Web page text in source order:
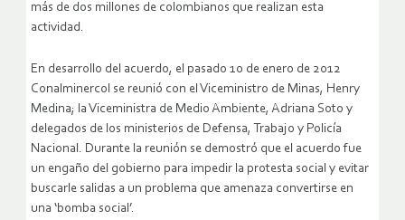
más de dos millones de colombianos que realizan esta
actividad.
En desarrollo del acuerdo, el pasado 10 de enero de 2012
Conalminercol se reunió con el Viceministro de Minas, Henry
Medina; la Viceministra de Medio Ambiente, Adriana Soto y
delegados de los ministerios de Defensa, Trabajo y Policía
Nacional. Durante la reunión se demostró que el acuerdo fue
un engaño del gobierno para impedir la protesta social y evitar
buscarle salidas a un problema que amenaza convertirse en
una ‘bomba social’.